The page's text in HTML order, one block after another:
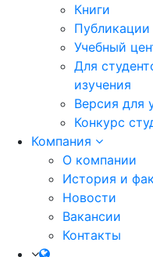
Книги
Публикации
Учебный
Для
изучения
Версия для
Конкурс
Компания
О компании
История и
Новости
Вакансии
Контакты